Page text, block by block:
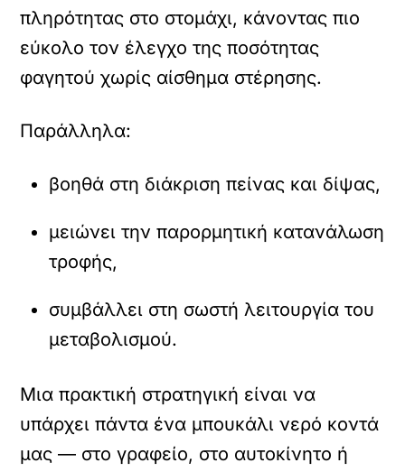
πληρότητας στο στομάχι, κάνοντας πιο
εύκολο τον έλεγχο της ποσότητας
φαγητού χωρίς αίσθημα στέρησης.
Παράλληλα:
βοηθά στη διάκριση πείνας και δίψας,
μειώνει την παρορμητική κατανάλωση
τροφής,
συμβάλλει στη σωστή λειτουργία του
μεταβολισμού.
Μια πρακτική στρατηγική είναι να
υπάρχει πάντα ένα μπουκάλι νερό κοντά
μας — στο γραφείο, στο αυτοκίνητο ή